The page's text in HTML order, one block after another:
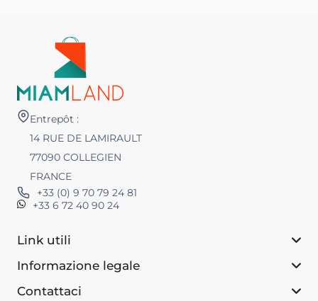
Entrepôt :
14 RUE DE LAMIRAULT
77090 COLLEGIEN
FRANCE
+33 (0) 9 70 79 24 81
+33 6 72 40 90 24
Link utili
Informazione legale
Contattaci